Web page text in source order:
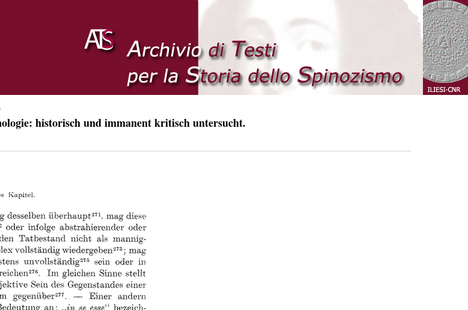
historisch und immanent kritisch untersucht.